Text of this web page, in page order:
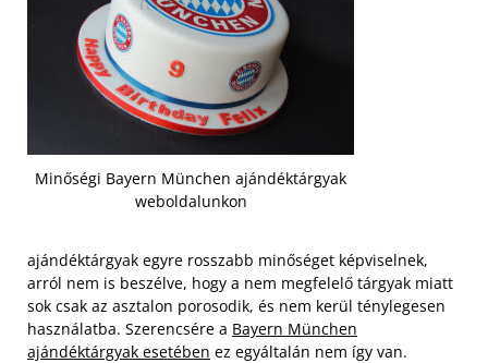
Minőségi Bayern München ajándéktárgyak
weboldalunkon
ajándéktárgyak egyre rosszabb minőséget képviselnek,
arról nem is beszélve, hogy a nem megfelelő tárgyak miatt
sok csak az asztalon porosodik, és nem kerül ténylegesen
használatba. Szerencsére a Bayern München
ajándéktárgyak esetében ez egyáltalán nem így van.